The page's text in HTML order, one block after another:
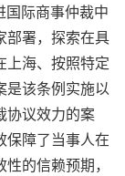
际商事仲裁中
部署，探索在具
上海、按照特定
是该条例实施以
协议效力的案
保障了当事人在
的信赖预期，